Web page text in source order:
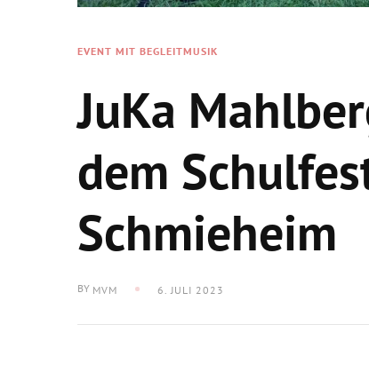
EVENT MIT BEGLEITMUSIK
JuKa
dem
Schmieheim
BY MVM 6. JULI 2023